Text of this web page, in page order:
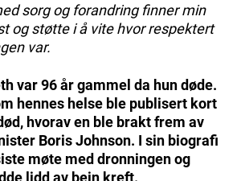
sorg og forandring finner min
og støtte i å vite hvor respektert
var.
var 96 år gammel da hun døde.
hennes helse ble publisert kort
hvorav en ble brakt frem av
Boris Johnson. I sin biografi
møte med dronningen og
lidd av bein kreft.